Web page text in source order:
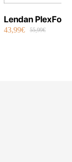
Lendan
Repair Shot
43,99€ 55,99€